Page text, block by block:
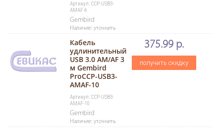
Артикул: CCP-USB3-
AMAF-6
Gembird
Наличие: уточнить
Кабель
удлинительный
USB 3.0 AM/AF 3
м Gembird
ProCCP-USB3-
AMAF-10
Артикул: CCP-USB3-
AMAF-10
Gembird
Наличие: уточнить
375.99 р.
получить скидку